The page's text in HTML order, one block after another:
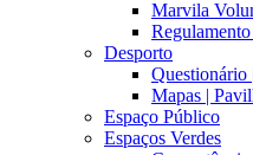
Marvila
Desporto
Questionário
Mapas |
Espaço Público
Espaços Verdes